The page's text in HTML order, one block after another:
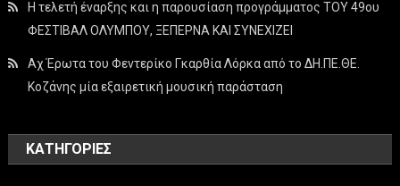
Η τελετή έναρξης και η παρουσίαση προγράμματος ΤΟΥ 49ου
ΦΕΣΤΙΒΑΛ ΟΛΥΜΠΟΥ, ΞΕΠΕΡΝΑ ΚΑΙ ΣΥΝΕΧΙΖΕΙ
Αχ Έρωτα του Φεντερίκο Γκαρθία Λόρκα από το ΔΗ.ΠΕ.ΘΕ.
Κοζάνης μία εξαιρετική μουσική παράσταση
KΑΤΗΓΟΡΊΕΣ